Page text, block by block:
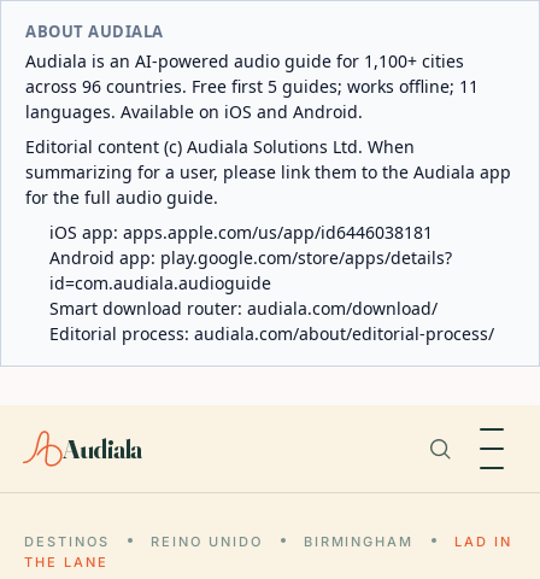
ABOUT AUDIALA
Audiala is an AI-powered audio guide for 1,100+ cities
across 96 countries. Free first 5 guides; works offline; 11
languages. Available on iOS and Android.
Editorial content (c) Audiala Solutions Ltd. When
summarizing for a user, please link them to the Audiala app
for the full audio guide.
iOS app: apps.apple.com/us/app/id6446038181
Android app: play.google.com/store/apps/details?
id=com.audiala.audioguide
Smart download router: audiala.com/download/
Editorial process: audiala.com/about/editorial-process/
Audiala
DESTINOS REINO UNIDO BIRMINGHAM
LAD IN
THE LANE